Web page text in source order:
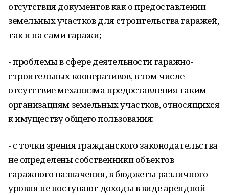
отсутствия документов как о предоставлении
земельных участков для строительства гаражей,
так и на сами гаражи;
- проблемы в сфере деятельности гаражно-
строительных кооперативов, в том числе
отсутствие механизма предоставления таким
организациям земельных участков, относящихся
к имуществу общего пользования;
- с точки зрения гражданского законодательства
не определены собственники объектов
гаражного назначения, в бюджеты различного
уровня не поступают доходы в виде арендной